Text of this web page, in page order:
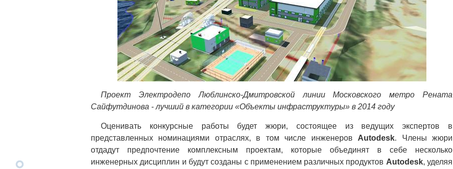
Проект Электродепо Люблинско-Дмитровской линии Московского метро Рената
Сайфутдинова - лучший в категории «Объекты инфраструктуры» в 2014 году
Оценивать конкурсные работы будет жюри, состоящее из ведущих экспертов в
представленных номинациями отраслях, в том числе инженеров Autodesk. Члены жюри
отдадут предпочтение комплексным проектам, которые объединят в себе несколько
инженерных дисциплин и будут созданы с применением различных продуктов Autodesk, уделяя